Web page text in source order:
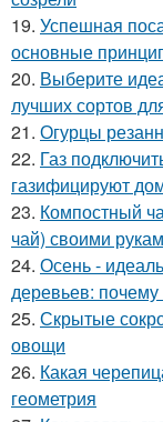
19. Успешная
основные
20. Выберите
лучших сортов
21. Огурцы
22. Газ
газифицируют
23. Компостный
чай) своими
24. Осень -
деревьев: почему
25. Скрытые
овощи
26. Какая
геометрия